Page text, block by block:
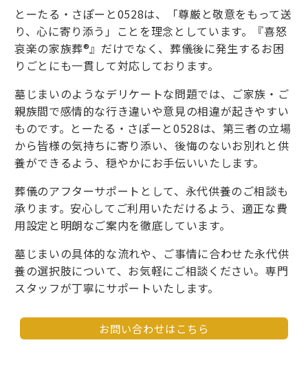
とーたる・さぽーと0528は、「尊厳と敬意をもって送
り、心に寄り添う」ことを理念としています。『喜怒
哀楽の家族葬®』だけでなく、葬儀後に発生するお困
りごとにも一貫して対応しております。
墓じまいのようなデリケートな問題では、ご家族・ご
親族間で感情的な行き違いや意見の相違が起きやすい
ものです。とーたる・さぽーと0528は、第三者の立場
から皆様の気持ちに寄り添い、後悔のないお別れと供
養ができるよう、穏やかにお手伝いいたします。
葬儀のアフターサポートとして、永代供養のご相談も
承ります。安心してご利用いただけるよう、適正な費
用設定と明朗なご案内を徹底しています。
墓じまいの具体的な流れや、ご事情に合わせた永代供
養の選択肢について、お気軽にご相談ください。専門
スタッフが丁寧にサポートいたします。
お問い合わせはこちら